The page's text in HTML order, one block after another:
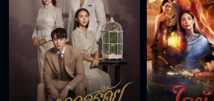
หากินเองเฉพาะเวลากลา
ง่อย
เราสองคนเนี่ย ชักจะใจตร